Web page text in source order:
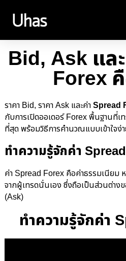
Bid, Ask แล
Forex
ราคา Bid, ราคา Ask และค่าSpread
กับการเปิดออเดอร์ Forex พื้นฐานที่เท
ที่สุด พร้อมวิธีการคำนวณแบบเข้าใจง่
ทำความรู้จักค่า
ค่า Spread Forex คือค่าธรรมเนียม
จากผู้เทรดนั่นเอง ซึ่งถือเป็นส่วนต่างข
(Ask)
ทำความรู้จักค่า